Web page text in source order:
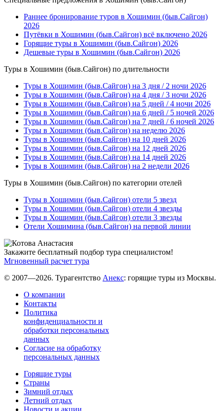
Раннее бронирование туров в Хошимин (быв.Сайгон)
2026
Путёвки в Хошимин (быв.Сайгон) всё включено 2026
Горящие туры в Хошимин (быв.Сайгон) 2026
Дешевые туры в Хошимин (быв.Сайгон) 2026
Туры в Хошимин (быв.Сайгон) по длительности
Туры в Хошимин (быв.Сайгон) на 3 дня / 2 ночи 2026
Туры в Хошимин (быв.Сайгон) на 4 дня / 3 ночи 2026
Туры в Хошимин (быв.Сайгон) на 5 дней / 4 ночи 2026
Туры в Хошимин (быв.Сайгон) на 6 дней / 5 ночей 2026
Туры в Хошимин (быв.Сайгон) на 7 дней / 6 ночей 2026
Туры в Хошимин (быв.Сайгон) на неделю 2026
Туры в Хошимин (быв.Сайгон) на 10 дней 2026
Туры в Хошимин (быв.Сайгон) на 12 дней 2026
Туры в Хошимин (быв.Сайгон) на 14 дней 2026
Туры в Хошимин (быв.Сайгон) на 2 недели 2026
Туры в Хошимин (быв.Сайгон) по категории отелей
Туры в Хошимин (быв.Сайгон) отели 5 звезд
Туры в Хошимин (быв.Сайгон) отели 4 звезды
Туры в Хошимин (быв.Сайгон) отели 3 звезды
Отели Хошимина (быв.Сайгон) на первой линии
Закажите бесплатный подбор тура специалистом!
Мгновенный расчет тура
© 2007—2026. Турагентство Анекс: горящие туры из Москвы.
О компании
Контакты
Политика
конфиденциальности и
обработки персональных
данных
Согласие на обработку
персональных данных
Горящие туры
Страны
Зимний отдых
Летний отдых